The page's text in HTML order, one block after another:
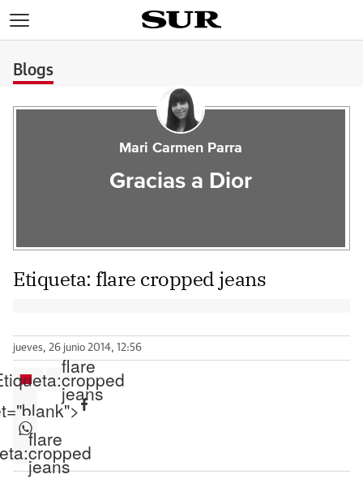
Blogs
Mari Carmen Parra
Gracias a Dior
Etiqueta: flare cropped jeans
jueves, 26 junio 2014, 12:56
flare
cropped
jeans
flare
cropped
jeans